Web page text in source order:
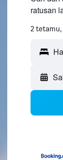
ratusan
2